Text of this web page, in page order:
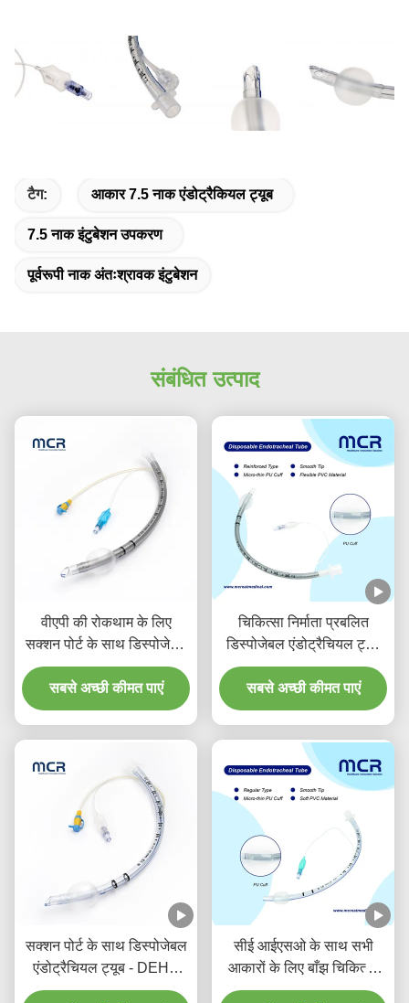
टैग: आकार 7.5 नाक एंडोट्रैकियल ट्यूब
7.5 नाक इंटुबेशन उपकरण
पूर्वरूपी नाक अंतःश्रावक इंटुबेशन
संबंधित उत्पाद
वीएपी की रोकथाम के लिए
सक्शन पोर्ट के साथ डिस्पोजेबल
प्रबलित एंडोट्रैकियल ट्यूब
सबसे अच्छी कीमत पाएं
चिकित्सा निर्माता प्रबलित
डिस्पोजेबल एंडोट्रैचियल ट्यूब
डीईएचपी मुक्त
सबसे अच्छी कीमत पाएं
सक्शन पोर्ट के साथ डिस्पोजेबल
एंडोट्रैचियल ट्यूब - DEHP
मुक्त पारदर्शी पीवीसी पांच साल
सीई आईएसओ के साथ सभी
आकारों के लिए बाँझ चिकित्सा
एंडोट्रैचियल ट्यूब